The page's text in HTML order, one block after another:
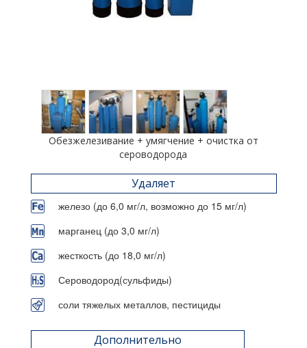
Обезжелезивание + умягчение + очистка от
сероводорода
Удаляет
железо (до 6,0 мг/л, возможно до 15 мг/л)
марганец (до 3,0 мг/л)
жесткость (до 18,0 мг/л)
Сероводород(сульфиды)
соли тяжелых металлов, пестициды
Дополнительно